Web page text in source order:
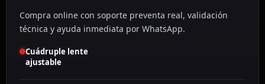
Compra online con soporte preventa real, validación
técnica y ayuda inmediata por WhatsApp.
Cuádruple lente
ajustable